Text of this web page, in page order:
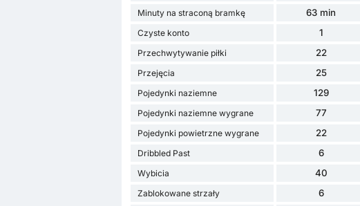
Minuty na straconą bramkę 63 min
Czyste konto 1
Przechwytywanie piłki 22
Przejęcia 25
Pojedynki naziemne 129
Pojedynki naziemne wygrane 77
Pojedynki powietrzne wygrane 22
Dribbled Past 6
Wybicia 40
Zablokowane strzały 6